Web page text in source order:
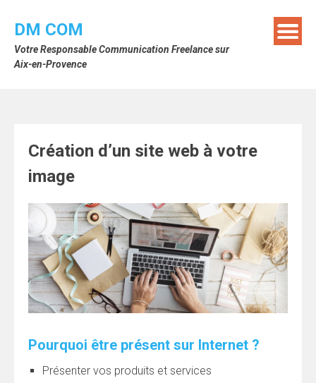
DM COM
Votre Responsable Communication Freelance sur
Aix-en-Provence
Création d’un site web à votre
image
Pourquoi être présent sur Internet ?
Présenter vos produits et services